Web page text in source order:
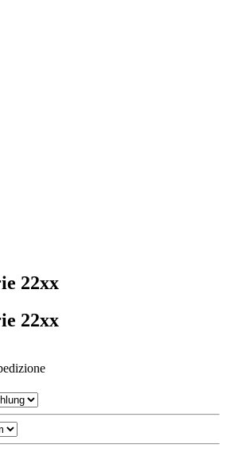
22xx
22xx